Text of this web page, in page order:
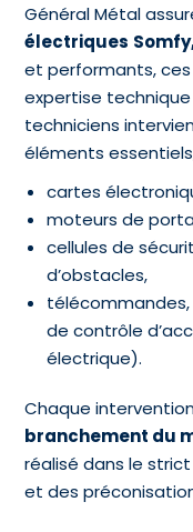
Général Métal
électriques
et performants,
expertise
techniciens
éléments
cartes
moteurs de
cellules de
d’obstacles,
de contrôle
électrique).
Chaque
branchement du
réalisé dans le
et des